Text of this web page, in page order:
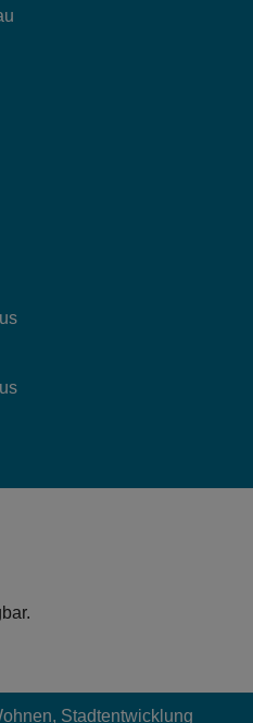
Stadtentwicklung